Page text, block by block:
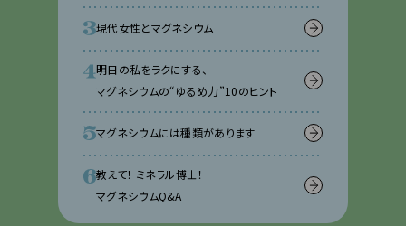
現代女性とマグネシウム
明日の私をラクにする、
マグネシウムの“ゆるめ力”10のヒント
マグネシウムには種類があります
教えて！ ミネラル博士！
マグネシウムQ&A